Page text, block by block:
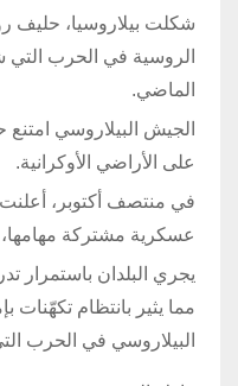
شكلت بيلاروسيا، حليف
الماضي.
الجيش البيلاروسي
على الأراضي الأوكرانية.
في منتصف أكتوبر،
عسكرية مشتركة
يجري البلدان باستمرار
مما يثير بانتظام
البيلاروسي في الحرب